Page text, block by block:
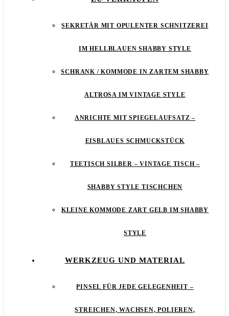
SEKRETÄR MIT OPULENTER SCHNITZEREI
IM HELLBLAUEN SHABBY STYLE
SCHRANK / KOMMODE IN ZARTEM SHABBY
ALTROSA IM VINTAGE STYLE
ANRICHTE MIT SPIEGELAUFSATZ –
EISBLAUES SCHMUCKSTÜCK
TEETISCH SILBER – VINTAGE TISCH –
SHABBY STYLE TISCHCHEN
KLEINE KOMMODE ZART GELB IM SHABBY
STYLE
WERKZEUG UND MATERIAL
PINSEL FÜR JEDE GELEGENHEIT –
STREICHEN, WACHSEN, POLIEREN,